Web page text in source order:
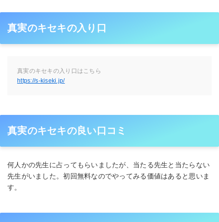
真実のキセキの入り口
真実のキセキの入り口はこちら
https://s-kiseki.jp/
真実のキセキの良い口コミ
何人かの先生に占ってもらいましたが、当たる先生と当たらない
先生がいました。初回無料なのでやってみる価値はあると思いま
す。